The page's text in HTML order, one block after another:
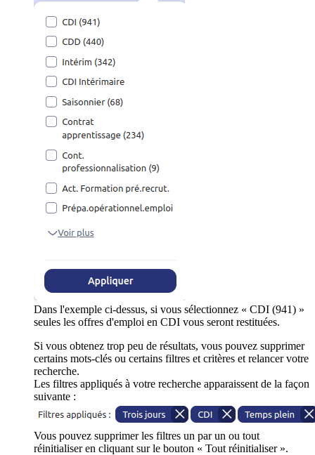
Dans l'exemple ci-dessus, si vous sélectionnez « CDI (941) »
seules les offres d'emploi en CDI vous seront restituées.
Si vous obtenez trop peu de résultats, vous pouvez supprimer
certains mots-clés ou certains filtres et critères et relancer votre
recherche.
Les filtres appliqués à votre recherche apparaissent de la façon
suivante :
Vous pouvez supprimer les filtres un par un ou tout
réinitialiser en cliquant sur le bouton « Tout réinitialiser ».